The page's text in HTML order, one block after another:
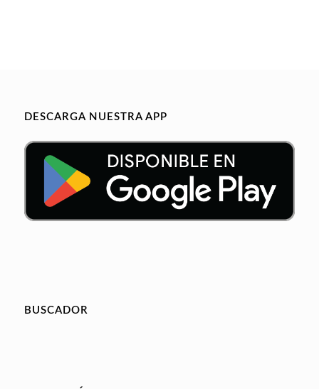
DESCARGA NUESTRA APP
BUSCADOR